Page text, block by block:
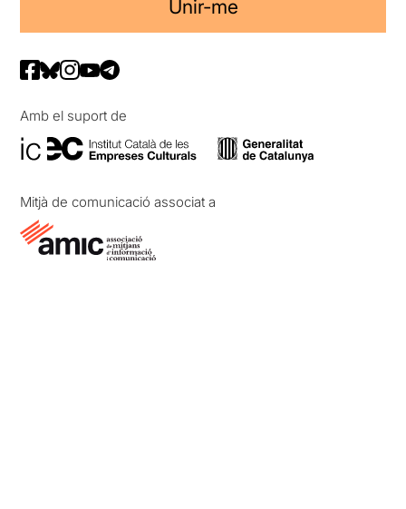
Unir-me
Amb el suport de
Mitjà de comunicació associat a